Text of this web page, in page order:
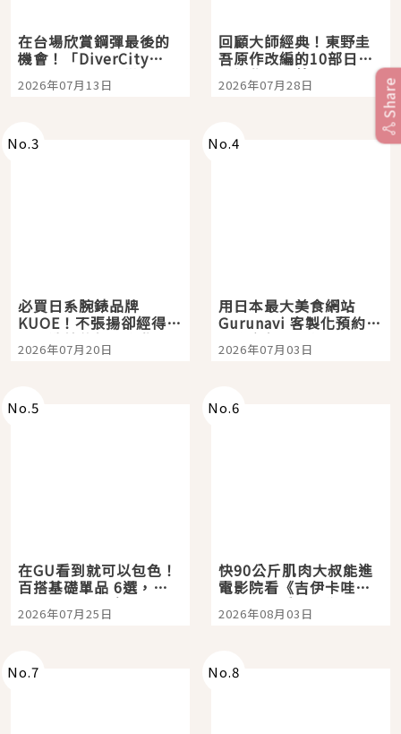
在台場欣賞鋼彈最後的
機會！「DiverCity
Tokyo Plaza」搭船、
購物、美食及夜景，一
2026年07月13日
回顧大師經典！東野圭
吾原作改編的10部日本
影視作品推薦
2026年07月28日
No.3
必買日系腕錶品牌
KUOE！不張揚卻經得起
時間洗鍊的經典之作五
選
2026年07月20日
No.4
用日本最大美食網站
Gurunavi 客製化預約九
大都市餐廳，打造專屬
美食體驗！
2026年07月03日
No.5
在GU看到就可以包色！
百搭基礎單品 6選，閉
眼全收也不心疼
2026年07月25日
No.6
快90公斤肌肉大叔能進
電影院看《吉伊卡哇》
嗎？日本重金屬樂團
「打首」會長與nagano
2026年08月03日
No.7 No.8
Share